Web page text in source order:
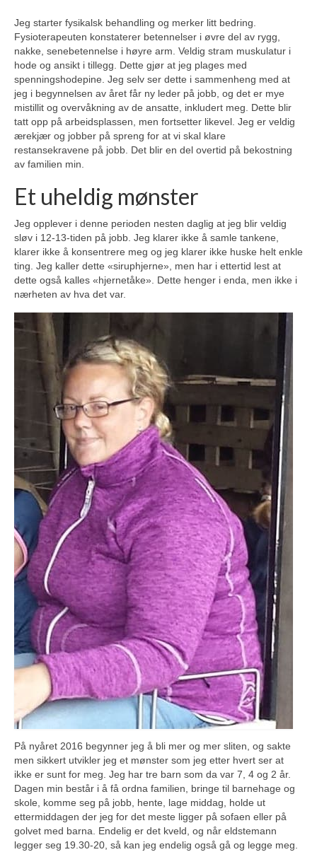
Jeg starter fysikalsk behandling og merker litt bedring.
Fysioterapeuten konstaterer betennelser i øvre del av rygg,
nakke, senebetennelse i høyre arm. Veldig stram muskulatur i
hode og ansikt i tillegg. Dette gjør at jeg plages med
spenningshodepine. Jeg selv ser dette i sammenheng med at
jeg i begynnelsen av året får ny leder på jobb, og det er mye
mistillit og overvåkning av de ansatte, inkludert meg. Dette blir
tatt opp på arbeidsplassen, men fortsetter likevel. Jeg er veldig
ærekjær og jobber på spreng for at vi skal klare
restansekravene på jobb. Det blir en del overtid på bekostning
av familien min.
Et uheldig mønster
Jeg opplever i denne perioden nesten daglig at jeg blir veldig
sløv i 12-13-tiden på jobb. Jeg klarer ikke å samle tankene,
klarer ikke å konsentrere meg og jeg klarer ikke huske helt enkle
ting. Jeg kaller dette «siruphjerne», men har i ettertid lest at
dette også kalles «hjernetåke». Dette henger i enda, men ikke i
nærheten av hva det var.
På nyåret 2016 begynner jeg å bli mer og mer sliten, og sakte
men sikkert utvikler jeg et mønster som jeg etter hvert ser at
ikke er sunt for meg. Jeg har tre barn som da var 7, 4 og 2 år.
Dagen min består i å få ordna familien, bringe til barnehage og
skole, komme seg på jobb, hente, lage middag, holde ut
ettermiddagen der jeg for det meste ligger på sofaen eller på
golvet med barna. Endelig er det kveld, og når eldstemann
legger seg 19.30-20, så kan jeg endelig også gå og legge meg.